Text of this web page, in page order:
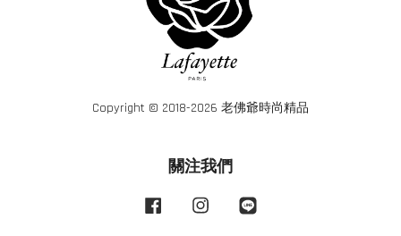
Copyright © 2018-2026 老佛爺時尚精品
關注我們
Facebook Instagram